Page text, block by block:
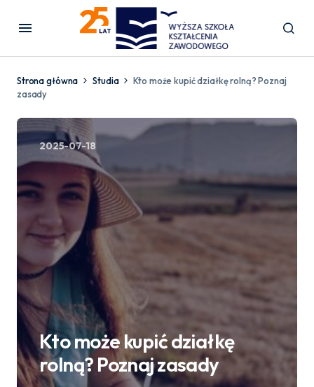
Strona główna Studia
Kto może kupić działkę rolną? Poznaj
zasady
2025-07-18
Kto może kupić działkę
rolną? Poznaj zasady